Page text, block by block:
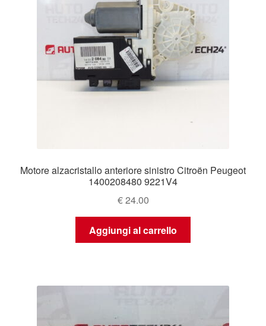
Motore alzacristallo anteriore sinistro Citroën Peugeot
1400208480 9221V4
€24.00
Aggiungi al carrello